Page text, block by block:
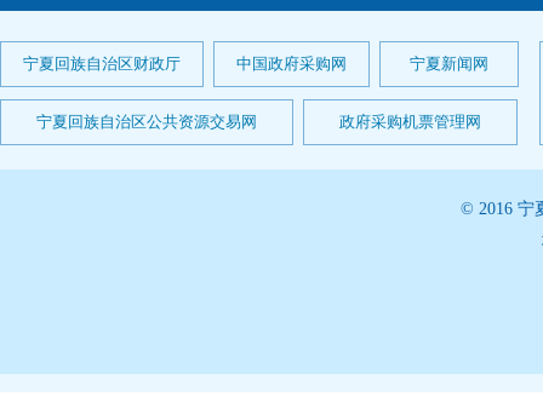
宁夏回族自治区财政厅 中国政府采购网 宁夏新闻网
宁夏回族自治区公共资源交易网 政府采购机票管理网
© 2016 宁